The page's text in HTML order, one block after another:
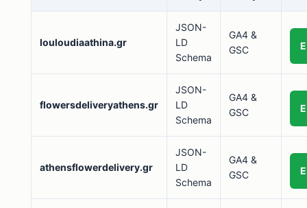
louloudiaathina.gr
JSON-
LD
Schema
GA4 &
GSC
flowersdeliveryathens.gr
JSON-
LD
Schema
GA4 &
GSC
athensflowerdelivery.gr
JSON-
LD
Schema
GA4 &
GSC